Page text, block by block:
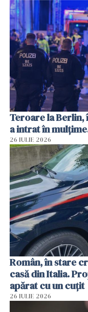
Teroare la Berlin,
a intrat în
26 IULIE 2026
Român, în stare
casă din Italia.
apărat cu un cuțit
26 IULIE 2026